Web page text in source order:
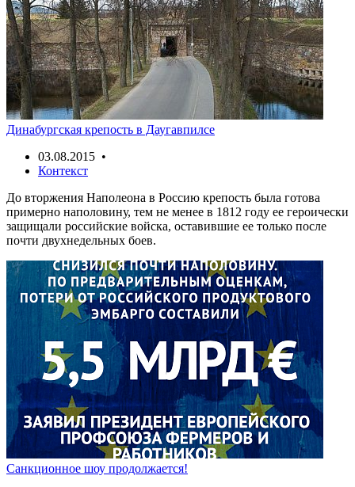
Динабургская крепость в Даугавпилсе
03.08.2015 •
Контекст
До вторжения Наполеона в Россию крепость была готова
примерно наполовину, тем не менее в 1812 году ее героически
защищали российские войска, оставившие ее только после
почти двухнедельных боев.
Санкционное шоу продолжается!